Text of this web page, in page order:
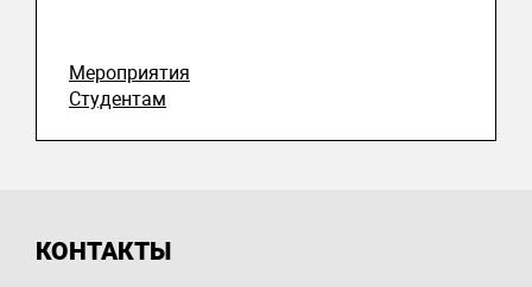
Мероприятия
Студентам
КОНТАКТЫ